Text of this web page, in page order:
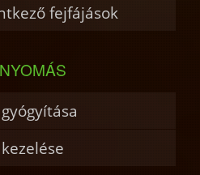
fejfájások